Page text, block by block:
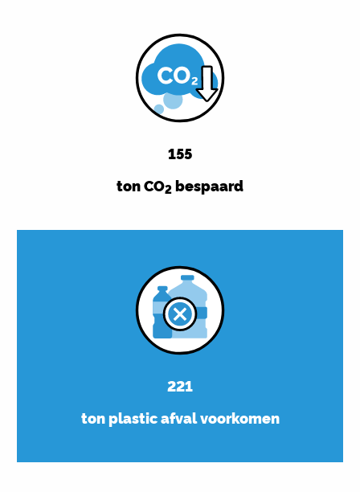
155
ton CO2 bespaard
221
ton plastic afval voorkomen